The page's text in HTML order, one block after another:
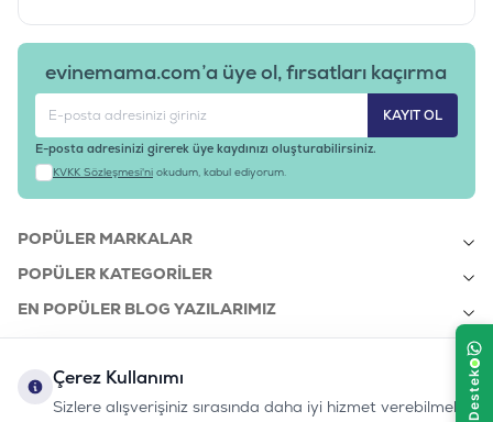
evinemama.com’a üye ol, fırsatları kaçırma
KAYIT OL
E-posta adresinizi girerek üye kaydınızı oluşturabilirsiniz.
KVKK Sözleşmesi'ni okudum, kabul ediyorum.
POPÜLER MARKALAR
POPÜLER KATEGORILER
EN POPÜLER BLOG YAZILARIMIZ
KURUMSAL
Çerez Kullanımı
Sizlere alışverişiniz sırasında daha iyi hizmet verebilmek